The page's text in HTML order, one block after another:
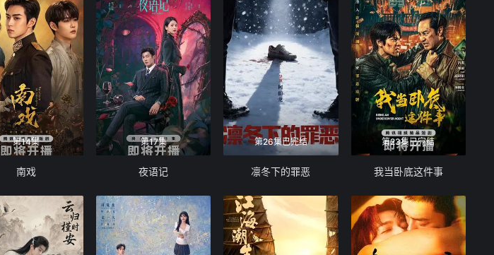
第14集
南戏
第17集
夜语记
第26集已完结
凛冬下的罪恶
第23集已完结
我当卧底这件事